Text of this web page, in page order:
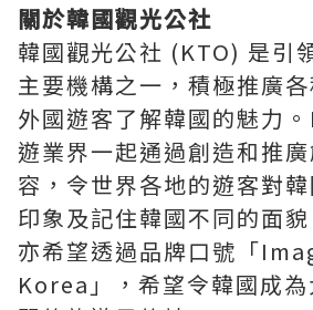
關於韓國觀光公社
韓國觀光公社 (KTO) 是引
主要機構之一，積極推廣
外國遊客了解韓國的魅力
遊業界一起通過創造和推
容，令世界各地的遊客對
印象及記住韓國不同的面
亦希望透過品牌口號「
Korea」，希望令韓國成